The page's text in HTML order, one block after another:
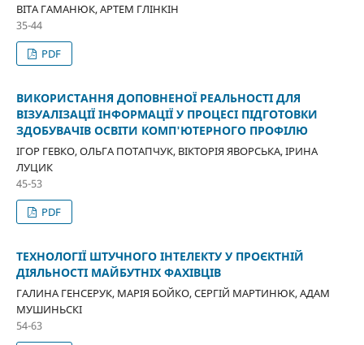
ВІТА ГАМАНЮК, АРТЕМ ГЛІНКІН
35-44
PDF
ВИКОРИСТАННЯ ДОПОВНЕНОЇ РЕАЛЬНОСТІ ДЛЯ
ВІЗУАЛІЗАЦІЇ ІНФОРМАЦІЇ У ПРОЦЕСІ ПІДГОТОВКИ
ЗДОБУВАЧІВ ОСВІТИ КОМП'ЮТЕРНОГО ПРОФІЛЮ
ІГОР ГЕВКО, ОЛЬГА ПОТАПЧУК, ВІКТОРІЯ ЯВОРСЬКА, ІРИНА
ЛУЦИК
45-53
PDF
ТЕХНОЛОГІЇ ШТУЧНОГО ІНТЕЛЕКТУ У ПРОЄКТНІЙ
ДІЯЛЬНОСТІ МАЙБУТНІХ ФАХІВЦІВ
ГАЛИНА ГЕНСЕРУК, МАРІЯ БОЙКО, СЕРГІЙ МАРТИНЮК, АДАМ
МУШИНЬСКІ
54-63